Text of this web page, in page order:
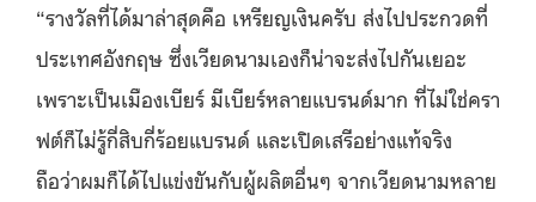
“รางวัลที่ได้มาล่าสุดคือ เหรียญเงินครับ ส่งไปประกวดที่
ประเทศอังกฤษ ซึ่งเวียดนามเองก็น่าจะส่งไปกันเยอะ
เพราะเป็นเมืองเบียร์ มีเบียร์หลายแบรนด์มาก ที่ไม่ใช่ครา
ฟต์ก็ไม่รู้กี่สิบกี่ร้อยแบรนด์ และเปิดเสรีอย่างแท้จริง
ถือว่าผมก็ได้ไปแข่งขันกับผู้ผลิตอื่นๆ จากเวียดนามหลาย